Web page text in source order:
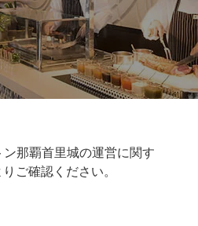
那覇首里城の運営に関す
ご確認ください。